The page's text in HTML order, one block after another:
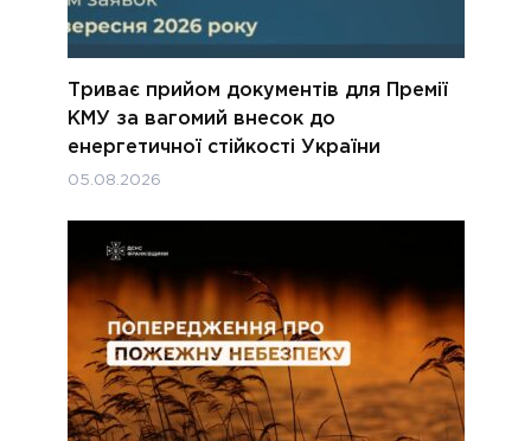
Триває прийом документів для Премії
КМУ за вагомий внесок до
енергетичної стійкості України
05.08.2026